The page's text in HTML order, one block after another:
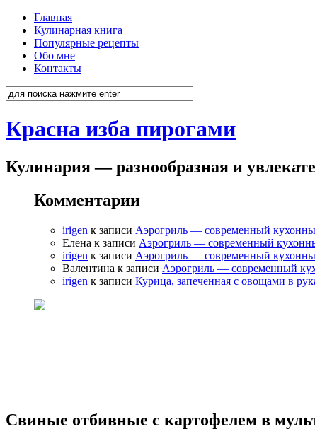
Главная
Кулинарная книга
Популярные рецепты
Обо мне
Контакты
Красна изба пирогами
Кулинария — разнообразная и
Комментарии
irigen к записи Аэрогриль — современный
Елена к записи Аэрогриль — современный
irigen к записи Аэрогриль — современный
Валентина к записи Аэрогриль — современный
irigen к записи Курица, запеченная с овощами в
Свиные отбивные с картофелем в